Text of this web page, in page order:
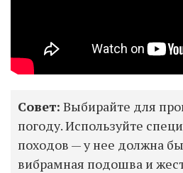
Совет: Выбирайте для
погоду. Используйте
походов — у нее должна
вибрамная подошва и